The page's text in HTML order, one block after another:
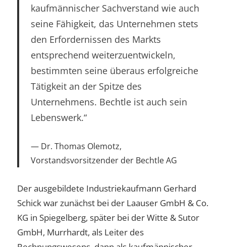
kaufmännischer Sachverstand wie auch
seine Fähigkeit, das Unternehmen stets
den Erfordernissen des Markts
entsprechend weiterzuentwickeln,
bestimmten seine überaus erfolgreiche
Tätigkeit an der Spitze des
Unternehmens. Bechtle ist auch sein
Lebenswerk.“
Dr. Thomas Olemotz,
Vorstandsvorsitzender der Bechtle AG
Der ausgebildete Industriekaufmann Gerhard
Schick war zunächst bei der Laauser GmbH & Co.
KG in Spiegelberg, später bei der Witte & Sutor
GmbH, Murrhardt, als Leiter des